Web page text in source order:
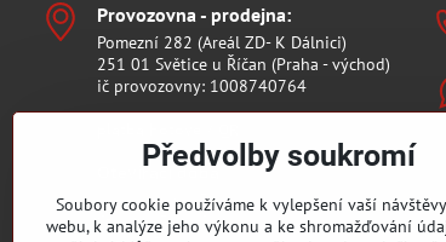
Provozovna - prodejna:
Pomezní 282 (Areál ZD- K Dálnici)
251 01 Světice u Říčan (Praha - východ)
ič provozovny: 1008740764
Otevírací doba:
Pondělí 10 - 17
Středa 15- 18,30
Předvolby soukromí
Soubory cookie používáme k vylepšení vaší
webu, k analýze jeho výkonu a ke shromažďování